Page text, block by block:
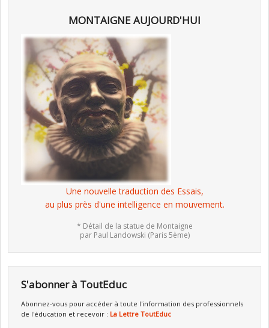
MONTAIGNE AUJOURD'HUI
Une nouvelle traduction des Essais,
au plus près d'une intelligence en mouvement.
* Détail de la statue de Montaigne
par Paul Landowski (Paris 5ème)
S'abonner à ToutEduc
Abonnez-vous pour accéder à toute l'information des professionnels
de l'éducation et recevoir : La Lettre ToutEduc